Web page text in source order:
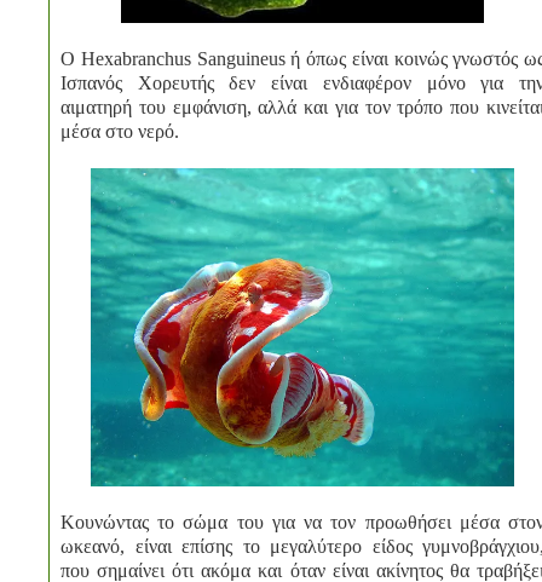
Ο Hexabranchus Sanguineus ή όπως είναι κοινώς γνωστός
Ισπανός Χορευτής δεν είναι ενδιαφέρον μόνο για
αιματηρή του εμφάνιση, αλλά και για τον τρόπο που
μέσα στο νερό.
Κουνώντας το σώμα του για να τον προωθήσει μέσα
ωκεανό, είναι επίσης το μεγαλύτερο είδος
που σημαίνει ότι ακόμα και όταν είναι ακίνητος θα